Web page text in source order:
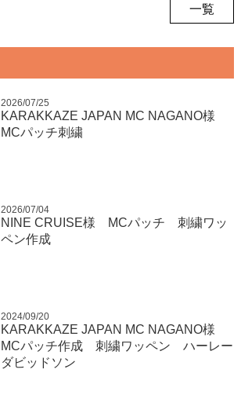
一覧
2026/07/25
KARAKKAZE JAPAN MC NAGANO様
MCパッチ刺繍
2026/07/04
NINE CRUISE様 MCパッチ 刺繍ワッ
ペン作成
2024/09/20
KARAKKAZE JAPAN MC NAGANO様
MCパッチ作成 刺繍ワッペン ハーレー
ダビッドソン